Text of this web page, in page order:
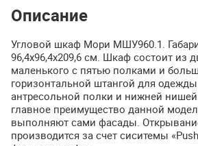
Описание
Угловой шкаф Мори МШУ960.1.
96,4х96,4х209,6 см. Шкаф состоит из
маленького с пятью полками и
горизонтальной штангой для
антресольной полки и нижней нишей.
главное преимущество данной
выполняют сами фасады.
производится за счет сиситемы